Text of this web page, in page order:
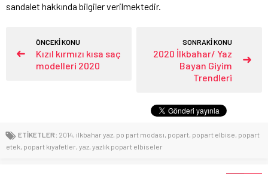
sandalet hakkında bilgiler verilmektedir.
ÖNCEKİ KONU
Kızıl kırmızı kısa saç
modelleri 2020
SONRAKİ KONU
2020 İlkbahar/ Yaz
Bayan Giyim
Trendleri
ETİKETLER: 2014, ilkbahar yaz, po part modası, popart, popart elbise, popart
etek, popart kıyafetler, yaz, yazlık popart elbiseler